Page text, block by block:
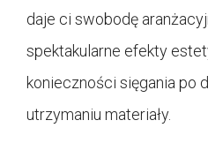
daje ci swobodę
spektakularne efekty
konieczności sięgania po
utrzymaniu materiały.